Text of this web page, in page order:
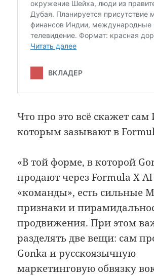
Что про это всё скажет
которым зазывают в
«В той форме, в которой
продают через Formula X
«команды», есть сильные
признаки и
продвижения. При этом
разделять две вещи: сам
Gonka и русскоязычную
маркетинговую обвязку